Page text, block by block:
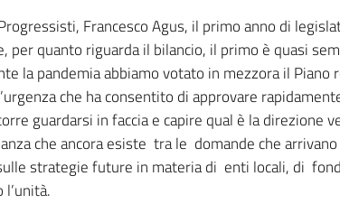
Francesco Agus, il primo anno di
per quanto riguarda il bilancio, il primo è quasi
la pandemia abbiamo votato in mezzora il
che ha consentito di approvare
guardarsi in faccia e capire qual è la direzione
che ancora esiste tra le domande che
strategie future in materia di enti locali, di